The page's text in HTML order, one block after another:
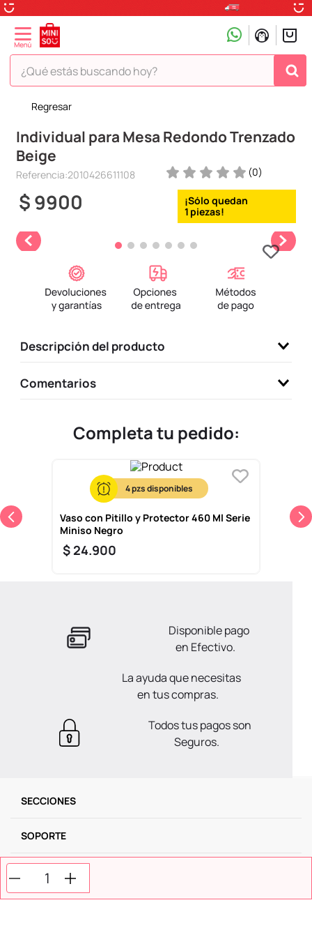
¿Qué estás buscando hoy?
Regresar
Individual para Mesa Redondo Trenzado
Beige
Referencia:2010426611108 (0)
$9900 1
Descripción del producto
Comentarios
Completa tu pedido:
4
Vaso con Pitillo y Protector 460 Ml Serie
Miniso Negro
$ 24.900
Disponible pago
en Efectivo.
La ayuda que necesitas
en tus compras.
Todos tus pagos son
Seguros.
SECCIONES
SOPORTE
SERVICIOS
TÉRMINOS MÁS BUSCADOS
1.
peluche
2.
hello kitty
3.
snoopy
4.
ositos cariñositos
5.
termo
toy story
termos
10. league of legends